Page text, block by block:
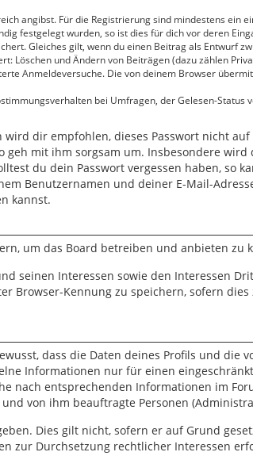
angibst. Für die Registrierung sind mindestens ein
festgelegt wurden, so ist dies für dich vor deren
Gleiches gilt, wenn du einen Beitrag als Entwurf
Löschen und Ändern von Beiträgen (dazu zählen
Anmeldeversuche. Die von deinem Browser
bei Umfragen, der Gelesen-Status
wird dir empfohlen, dieses Passwort nicht
geh mit ihm sorgsam um. Insbesondere
du dein Passwort vergessen haben, so
Benutzernamen und deiner E-Mail-
kannst.
um das Board betreiben und anbieten zu
seinen Interessen sowie den Interessen
Browser-Kennung zu speichern, sofern dies
dass die Daten deines Profils und die
Informationen nur für einen
nach entsprechenden Informationen im
von ihm beauftragte Personen
Dies gilt nicht, sofern er auf Grund
zur Durchsetzung rechtlicher Interessen